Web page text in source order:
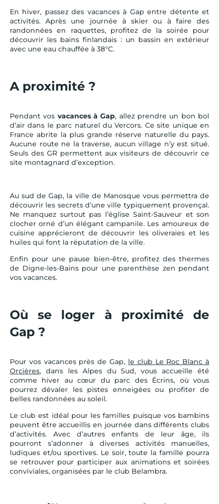
En hiver, passez des vacances à Gap entre détente et
activités. Après une journée à skier ou à faire des
randonnées en raquettes, profitez de la soirée pour
découvrir les bains finlandais : un bassin en extérieur
avec une eau chauffée à 38°C.
A proximité ?
Pendant vos vacances à Gap, allez prendre un bon bol
d’air dans le parc naturel du Vercors. Ce site unique en
France abrite la plus grande réserve naturelle du pays.
Aucune route ne la traverse, aucun village n’y est situé.
Seuls des GR permettent aux visiteurs de découvrir ce
site montagnard d’exception.
Au sud de Gap, la ville de Manosque vous permettra de
découvrir les secrets d’une ville typiquement provençal.
Ne manquez surtout pas l’église Saint-Sauveur et son
clocher orné d’un élégant campanile. Les amoureux de
cuisine apprécieront de découvrir les oliveraies et les
huiles qui font la réputation de la ville.
Enfin pour une pause bien-être, profitez des thermes
de Digne-les-Bains pour une parenthèse zen pendant
vos vacances.
Où se loger à proximité de
Gap ?
Pour vos vacances près de Gap, le club Le Roc Blanc à
Orcières, dans les Alpes du Sud, vous accueille été
comme hiver au cœur du parc des Écrins, où vous
pourrez dévaler les pistes enneigées ou profiter de
belles randonnées au soleil.
Le club est idéal pour les familles puisque vos bambins
peuvent être accueillis en journée dans différents clubs
d’activités. Avec d’autres enfants de leur âge, ils
pourront s’adonner à diverses activités manuelles,
ludiques et/ou sportives. Le soir, toute la famille pourra
se retrouver pour participer aux animations et soirées
conviviales, organisées par le club Belambra.